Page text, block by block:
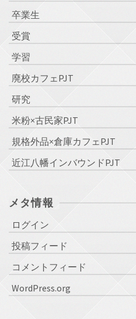
卒業生
受賞
学習
廃校カフェPJT
研究
米粉×古民家PJT
規格外品×倉庫カフェPJT
近江八幡インバウンドPJT
メタ情報
ログイン
投稿フィード
コメントフィード
WordPress.org